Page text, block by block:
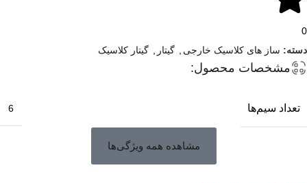
0
دسته: ساز های کلاسیک خارجی گیتار گیتار کلاسیک
مشخصات محصول:
تعداد سیم‌ها 6
مشاهده همه ویژگی‌ها